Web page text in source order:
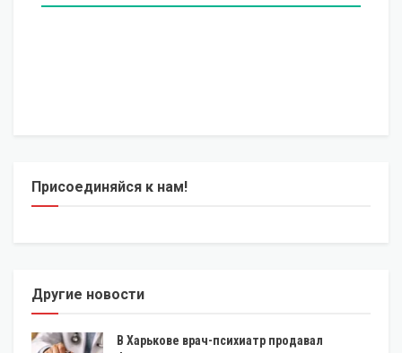
Присоединяйся к нам!
Другие новости
В Харькове врач-психиатр продавал